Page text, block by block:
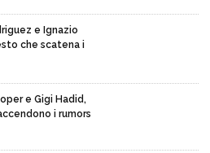
e Ignazio
che scatena i
e Gigi Hadid,
i rumors